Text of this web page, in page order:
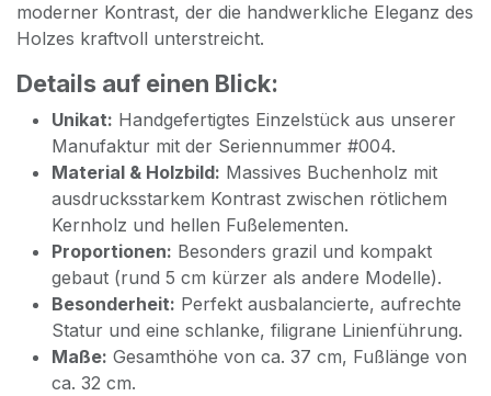
moderner Kontrast, der die handwerkliche Eleganz des
Holzes kraftvoll unterstreicht.
​Details auf einen Blick:
Unikat: Handgefertigtes Einzelstück aus unserer
Manufaktur mit der Seriennummer #004.
Material & Holzbild: Massives Buchenholz mit
ausdrucksstarkem Kontrast zwischen rötlichem
Kernholz und hellen Fußelementen.
Proportionen: Besonders grazil und kompakt
gebaut (rund 5 cm kürzer als andere Modelle).
Besonderheit: Perfekt ausbalancierte, aufrechte
Statur und eine schlanke, filigrane Linienführung.
Maße: Gesamthöhe von ca. 37 cm, Fußlänge von
ca. 32 cm.